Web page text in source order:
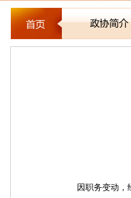
因职务变动，经